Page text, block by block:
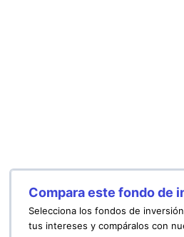
Compara este fondo de
Selecciona los fondos de
tus intereses y compáralos con